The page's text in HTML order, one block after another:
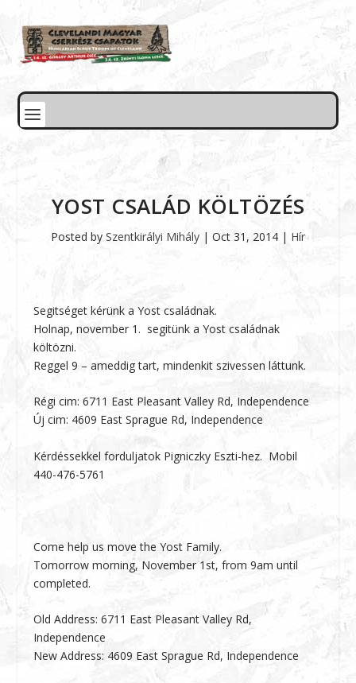
YOST CSALÁD KÖLTÖZÉS
Posted by Szentkirályi Mihály | Oct 31, 2014 | Hír
Segitséget kérünk a Yost családnak.
Holnap, november 1. segitünk a Yost családnak
költözni.
Reggel 9 – ameddig tart, mindenkit szivessen láttunk.
Régi cim: 6711 East Pleasant Valley Rd, Independence
Új cim: 4609 East Sprague Rd, Independence
Kérdéssekkel forduljatok Pigniczky Eszti-hez. Mobil
440-476-5761
Come help us move the Yost Family.
Tomorrow morning, November 1st, from 9am until
completed.
Old Address: 6711 East Pleasant Valley Rd,
Independence
New Address: 4609 East Sprague Rd, Independence